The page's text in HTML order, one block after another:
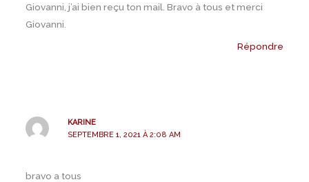
Giovanni, j’ai bien reçu ton mail. Bravo à tous et merci
Giovanni.
Répondre
KARINE
SEPTEMBRE 1, 2021 À 2:08 AM
bravo a tous